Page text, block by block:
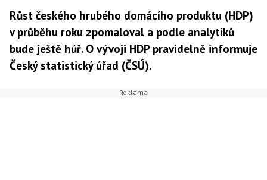
Růst českého hrubého domácího produktu (HDP)
v průběhu roku zpomaloval a podle analytiků
bude ještě hůř. O vývoji HDP pravidelně informuje
Český statistický úřad (ČSÚ).